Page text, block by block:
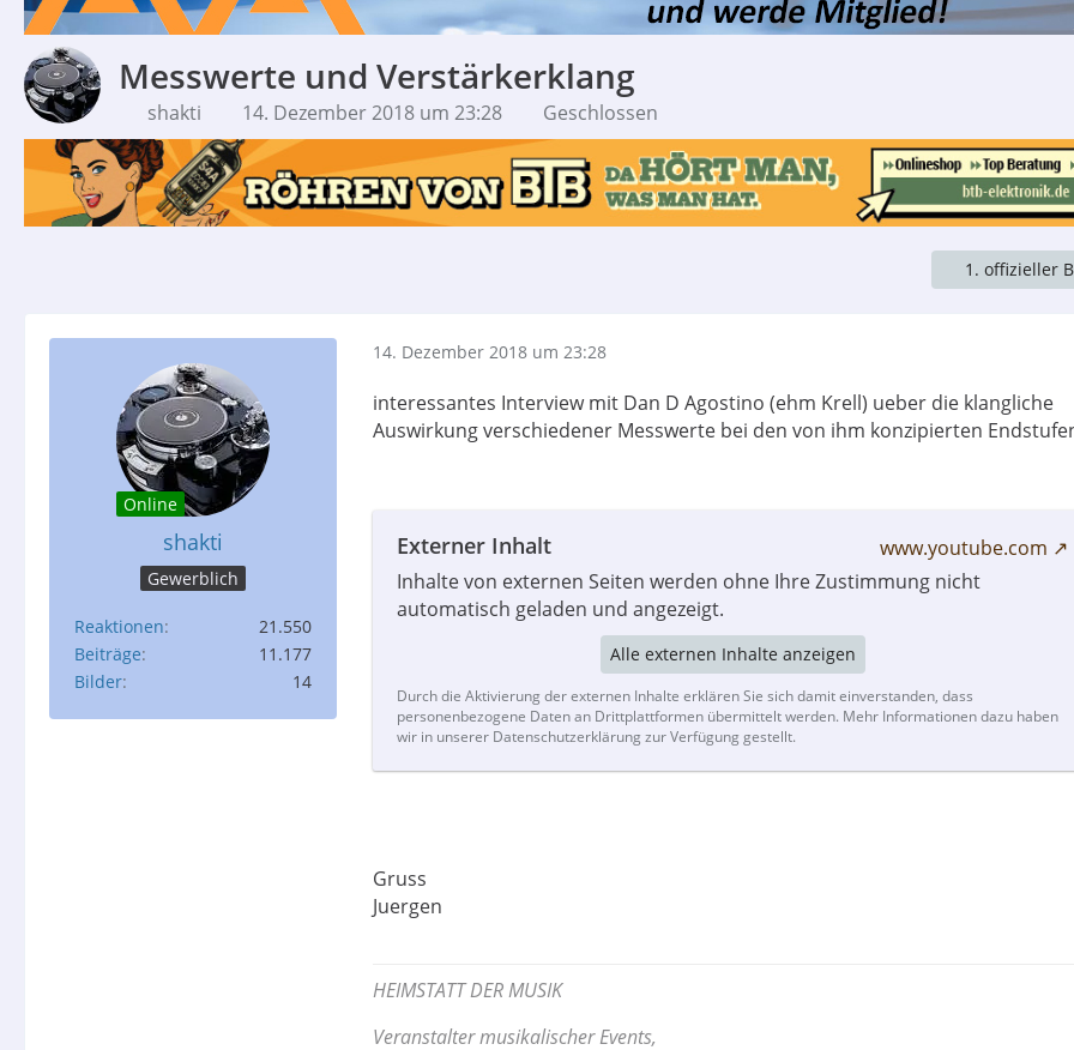
Messwerte und Verstärkerklang
shakti 14. Dezember 2018 um 23:28 Geschlossen
1. offizieller
Online
shakti
Gewerblich
Reaktionen
21.550
Beiträge
11.177
Bilder
14
14. Dezember 2018 um 23:28
interessantes Interview mit Dan D Agostino (ehm Krell) ueber die klangliche
Auswirkung verschiedener Messwerte bei den von ihm konzipierten
Externer Inhalt
www.youtube.com
Inhalte von externen Seiten werden ohne Ihre Zustimmung nicht
automatisch geladen und angezeigt.
Alle externen Inhalte anzeigen
Durch die Aktivierung der externen Inhalte erklären Sie sich damit einverstanden, dass
personenbezogene Daten an Drittplattformen übermittelt werden. Mehr Informationen dazu haben
wir in unserer Datenschutzerklärung zur Verfügung gestellt.
Gruss
Juergen
HEIMSTATT DER MUSIK
Veranstalter musikalischer Events,